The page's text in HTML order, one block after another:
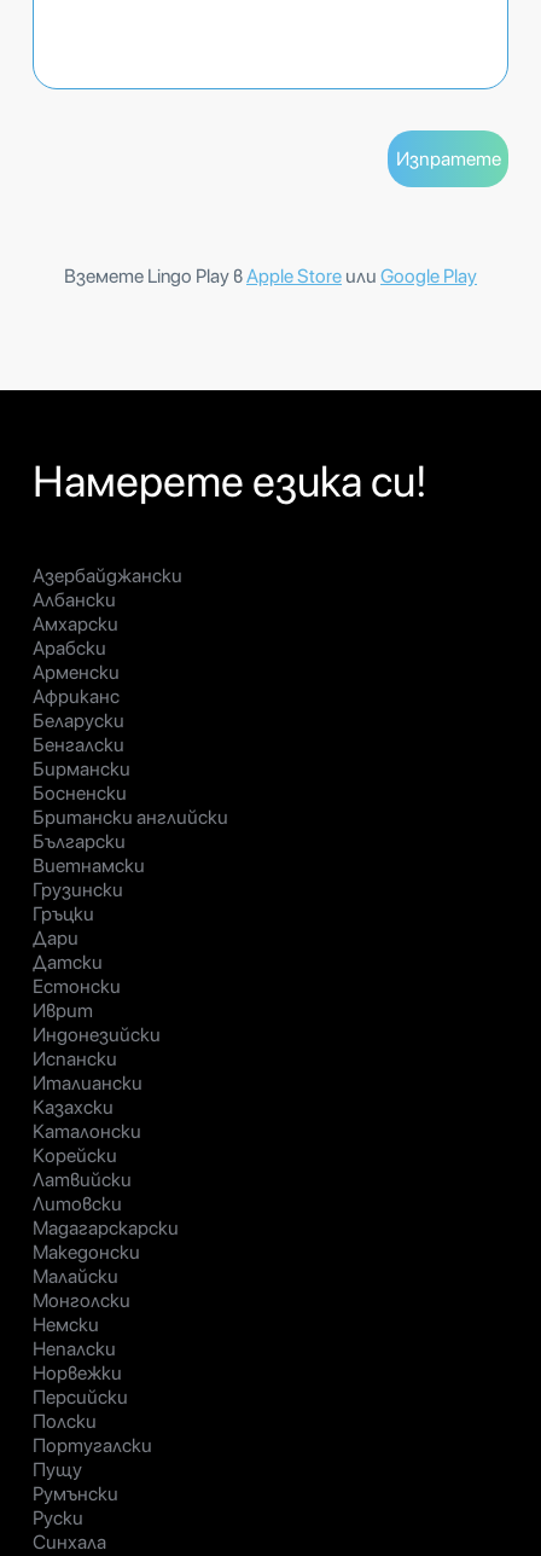
Вземете Lingo Play вApple Store или Google Play
Намерете езика си!
Азербайджански
Албански
Амхарски
Арабски
Арменски
Африканс
Беларуски
Бенгалски
Бирмански
Босненски
Британски английски
Български
Виетнамски
Грузински
Гръцки
Дари
Датски
Естонски
Иврит
Индонезийски
Испански
Италиански
Казахски
Каталонски
Корейски
Латвийски
Литовски
Мадагарскарски
Македонски
Малайски
Монголски
Немски
Непалски
Норвежки
Персийски
Полски
Португалски
Пущу
Румънски
Руски
Синхала